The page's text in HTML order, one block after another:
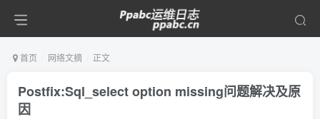
首页 网络文摘 正文
Postfix:Sql_select option missing问题解决及原
因